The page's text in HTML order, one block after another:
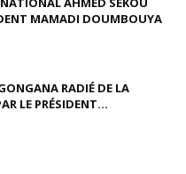
MAMADI DOUMBOUYA
RADIÉ DE LA
LE PRÉSIDENT...